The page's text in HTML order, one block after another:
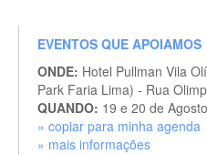
EVENTOS QUE APOIAMOS
ONDE: Hotel Pullman Vila
Park Faria Lima) - Rua
QUANDO: 19 e 20 de
» copiar para minha agenda
» mais informações